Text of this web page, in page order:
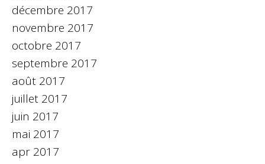
décembre 2017
novembre 2017
octobre 2017
septembre 2017
août 2017
juillet 2017
juin 2017
mai 2017
apr 2017